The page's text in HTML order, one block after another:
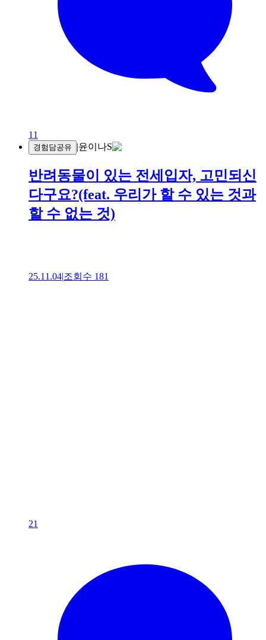
11
경험담공유 |윤이나S
반려동물이 있는 전세입자, 고민되신
다구요?(feat. 우리가 할 수 있는 것과
할 수 없는 것)
25.11.04|조회수 181
21